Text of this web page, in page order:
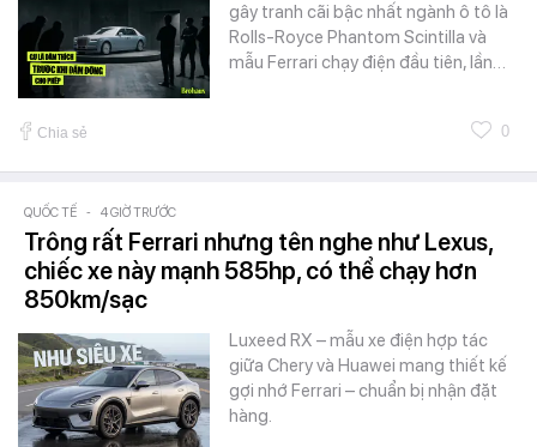
gây tranh cãi bậc nhất ngành ô tô là
Rolls-Royce Phantom Scintilla và
mẫu Ferrari chạy điện đầu tiên, lần…
Chia sẻ 0
QUỐC TẾ - 4 GIỜ TRƯỚC
Trông rất Ferrari nhưng tên nghe như Lexus,
chiếc xe này mạnh 585hp, có thể chạy hơn
850km/sạc
Luxeed RX – mẫu xe điện hợp tác
giữa Chery và Huawei mang thiết kế
gợi nhớ Ferrari – chuẩn bị nhận đặt
hàng.